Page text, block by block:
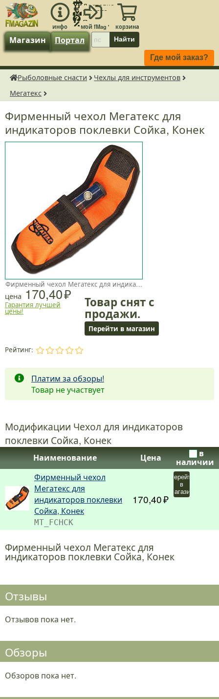
Доставка
Оплата
Контакты
Помощь
Скидки!
Где мой заказ?
Магазин Портал Найти
fMagazin.ru
Рыболовные снасти
Чехлы для инструментов
Мегатекс
Фирменный чехол Мегатекс для
индикаторов поклевки Сойка, Конек
Фирменный чехол Мегатекс для индикаторов поклевки Сойка, Конек
цена 170,40
Гарантия лучшей
цены!
Товар снят с
продажи.
Перейти в магазин
Рейтинг:
Платим за обзоры!
Товар не участвует
Модификации Чехол для индикаторов
поклевки Сойка, Конек
Наименование Цена
в
наличии
Фирменный чехол
Мегатекс для
индикаторов поклевки
Сойка, Конек
MT_FCHCK
170,40
Перейти
в
магазин
Фирменный чехол Мегатекс для
индикаторов поклевки Сойка, Конек
Отзывы
Отзывов пока нет.
Обзоры
Обзоров пока нет.